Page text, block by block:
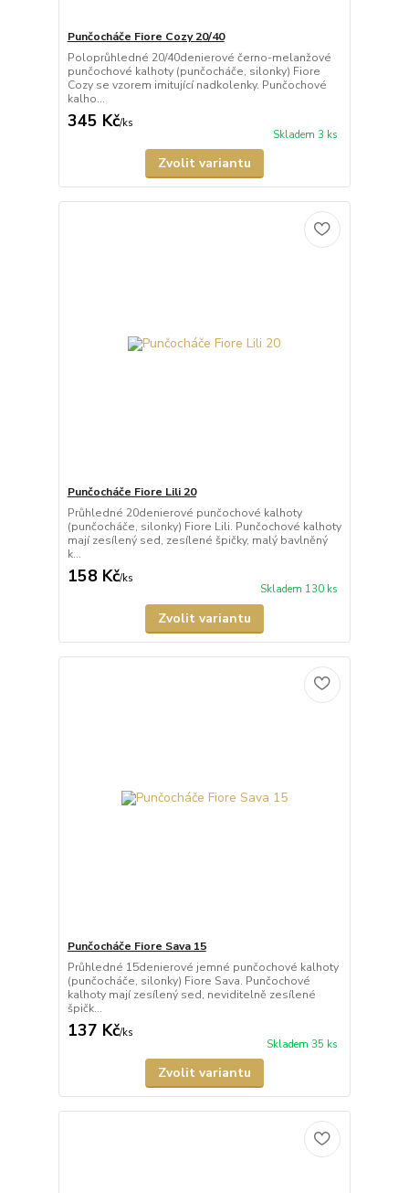
Punčocháče Fiore Cozy 20/40
Poloprůhledné 20/40denierové černo-melanžové
punčochové kalhoty (punčocháče, silonky) Fiore
Cozy se vzorem imitující nadkolenky. Punčochové
kalho...
345 Kč/ks
Skladem 3 ks
Zvolit variantu
Punčocháče Fiore Lili 20
Průhledné 20denierové punčochové kalhoty
(punčocháče, silonky) Fiore Lili. Punčochové kalhoty
mají zesílený sed, zesílené špičky, malý bavlněný
k...
158 Kč/ks
Skladem 130 ks
Zvolit variantu
Punčocháče Fiore Sava 15
Průhledné 15denierové jemné punčochové kalhoty
(punčocháče, silonky) Fiore Sava. Punčochové
kalhoty mají zesílený sed, neviditelně zesílené
špičk...
137 Kč/ks
Skladem 35 ks
Zvolit variantu